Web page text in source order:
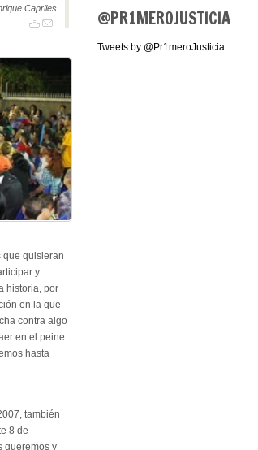
Capriles
que quisieran
y
historia, por
en la que
contra algo
en el peine
hasta
también
8 de
queremos y
@PR1MEROJUSTICIA
Tweets by @Pr1meroJusticia